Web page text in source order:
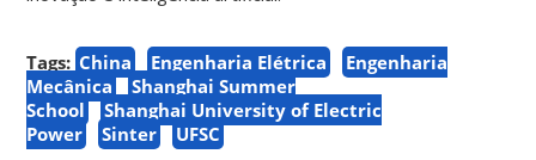
Tags: China Engenharia Elétrica
Engenharia
Mecânica
Shanghai Summer
School
Shanghai University of Electric
Power
Sinter UFSC